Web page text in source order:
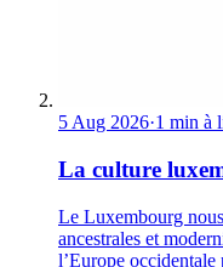
5 Aug 2026·1 min à
La culture
Le Luxembourg
ancestrales et
l’Europe